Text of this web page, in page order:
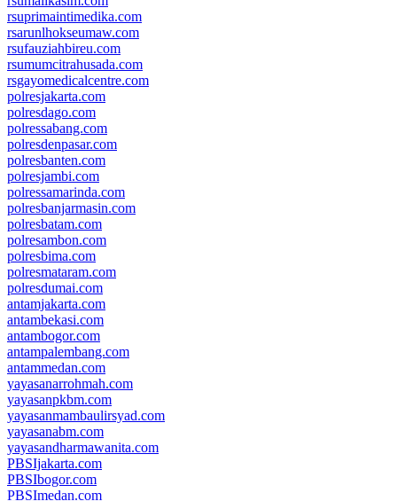
rsuprimaintimedika.com
rsarunlhokseumaw.com
rsufauziahbireu.com
rsumumcitrahusada.com
rsgayomedicalcentre.com
polresjakarta.com
polresdago.com
polressabang.com
polresdenpasar.com
polresbanten.com
polresjambi.com
polressamarinda.com
polresbanjarmasin.com
polresbatam.com
polresambon.com
polresbima.com
polresmataram.com
polresdumai.com
antamjakarta.com
antambekasi.com
antambogor.com
antampalembang.com
antammedan.com
yayasanarrohmah.com
yayasanpkbm.com
yayasanmambaulirsyad.com
yayasanabm.com
yayasandharmawanita.com
PBSIjakarta.com
PBSIbogor.com
PBSImedan.com